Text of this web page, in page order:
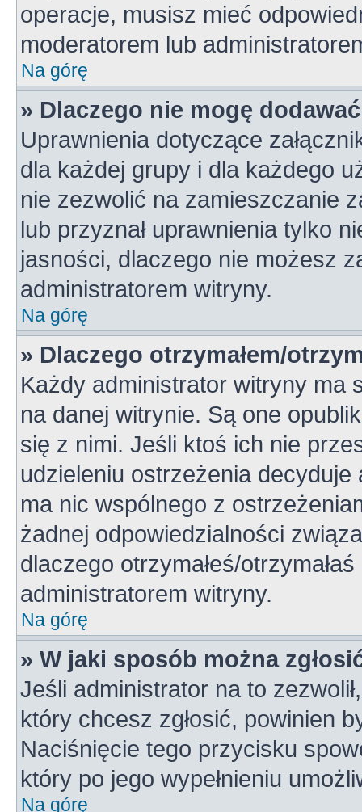
operacje, musisz mieć
moderatorem lub
Na górę
» Dlaczego nie mogę
Uprawnienia dotyczące
dla każdej grupy i dla każdego
nie zezwolić na zamieszczanie
lub przyznał uprawnienia tylko
jasności, dlaczego nie możesz
administratorem witryny.
Na górę
» Dlaczego otrzymałem/
Każdy administrator witryny ma
na danej witrynie. Są one
się z nimi. Jeśli ktoś ich nie
udzieleniu ostrzeżenia
ma nic wspólnego z
żadnej odpowiedzialności
dlaczego otrzymałeś/
administratorem witryny.
Na górę
» W jaki sposób można
Jeśli administrator na to
który chcesz zgłosić, powinien
Naciśnięcie tego przycisku
który po jego wypełnieniu
Na górę